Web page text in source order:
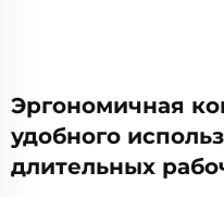
Эргономичная
удобного
длительных